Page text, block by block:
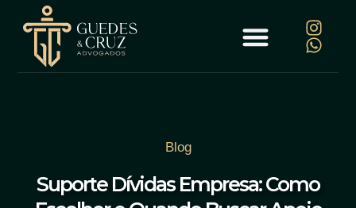
Blog
Suporte Dívidas Empresa: Como